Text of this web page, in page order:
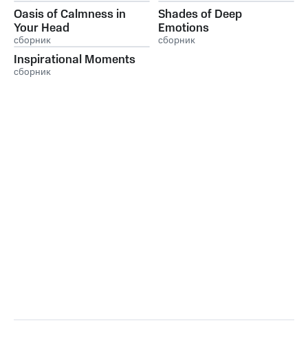
Oasis of Calmness in
Your Head
сборник
Shades of Deep
Emotions
сборник
Inspirational Moments
сборник